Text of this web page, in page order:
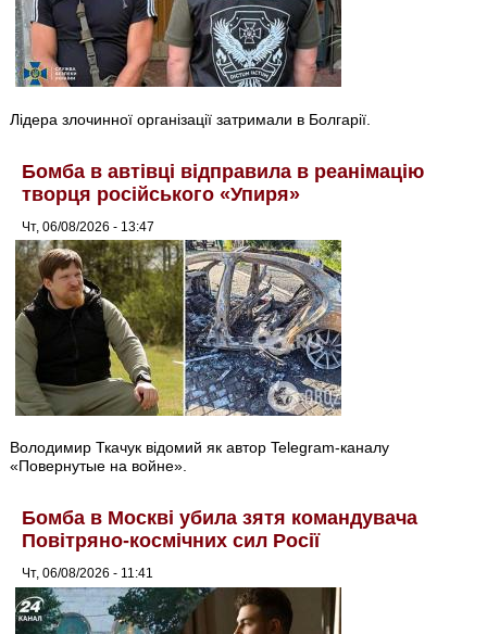
Лідера злочинної організації затримали в Болгарії.
Бомба в автівці відправила в реанімацію
творця російського «Упиря»
Чт, 06/08/2026 - 13:47
Володимир Ткачук відомий як автор Telegram-каналу
«Повернутые на войне».
Бомба в Москві убила зятя командувача
Повітряно-космічних сил Росії
Чт, 06/08/2026 - 11:41